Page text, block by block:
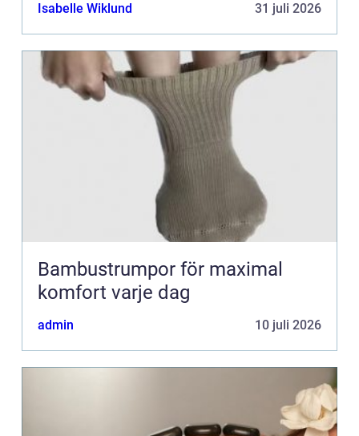
Isabelle Wiklund 31 juli 2026
Bambustrumpor för maximal
komfort varje dag
admin 10 juli 2026